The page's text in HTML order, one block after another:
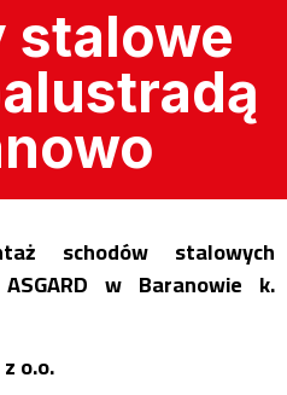
stalowe
schodów stalowych
w Baranowie k.
o.o.